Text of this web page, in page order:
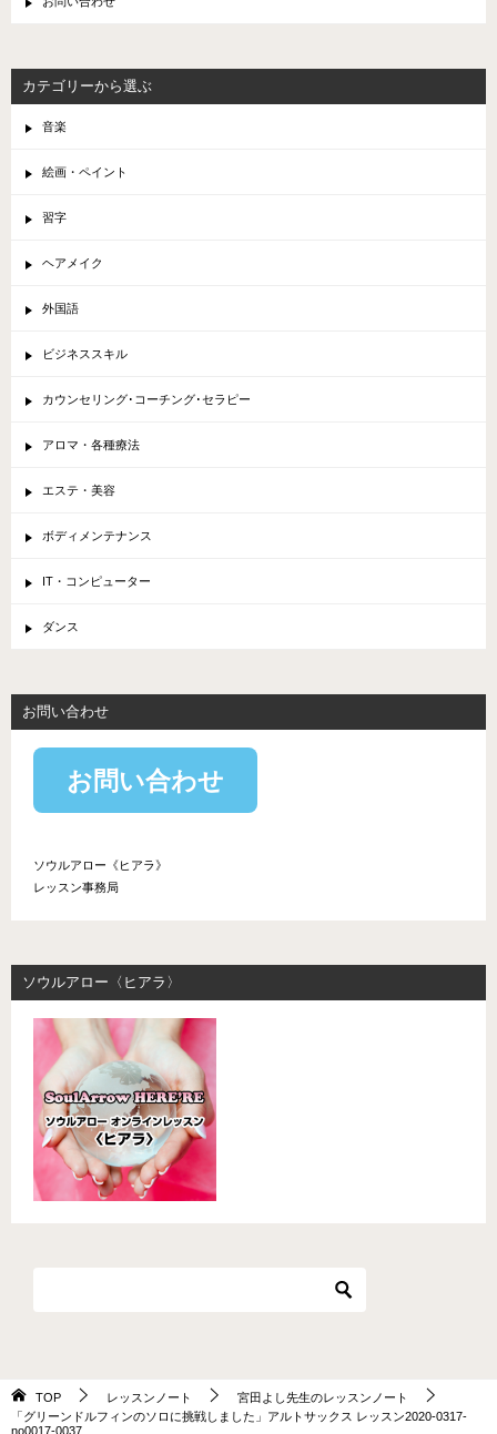
カテゴリーから選ぶ
音楽
絵画・ペイント
習字
ヘアメイク
外国語
ビジネススキル
カウンセリング･コーチング･セラピー
アロマ・各種療法
エステ・美容
ボディメンテナンス
IT・コンピューター
ダンス
お問い合わせ
お問い合わせ
ソウルアロー《ヒアラ》
レッスン事務局
ソウルアロー〈ヒアラ〉
TOP レッスンノート
宮田よし先生のレッスンノート
「グリーンドルフィンのソロに挑戦しました」アルトサックス レッスン2020-0317-
no0017-0037